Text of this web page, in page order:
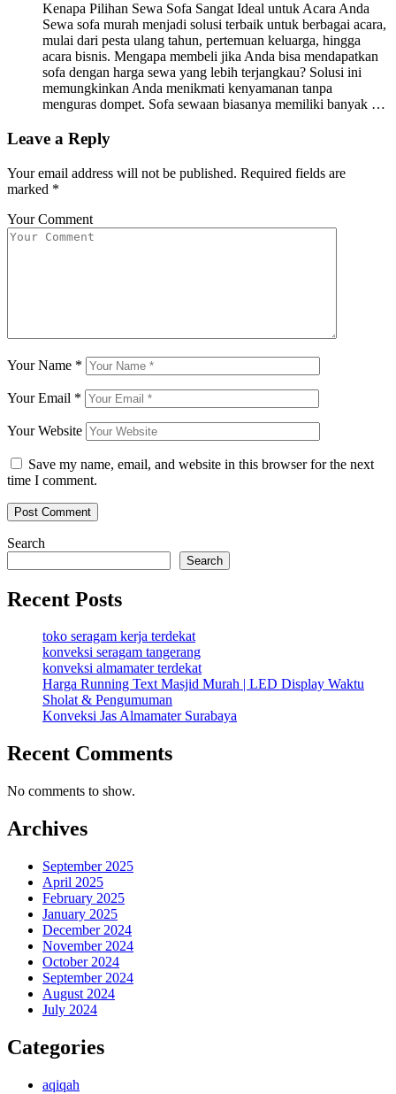
Kenapa Pilihan Sewa Sofa Sangat Ideal untuk Acara Anda
Sewa sofa murah menjadi solusi terbaik untuk berbagai acara,
mulai dari pesta ulang tahun, pertemuan keluarga, hingga
acara bisnis. Mengapa membeli jika Anda bisa mendapatkan
sofa dengan harga sewa yang lebih terjangkau? Solusi ini
memungkinkan Anda menikmati kenyamanan tanpa
menguras dompet. Sofa sewaan biasanya memiliki banyak …
Leave a Reply
Your email address will not be published. Required fields are
marked *
Your Comment
Your Name *
Your Email *
Your Website
Save my name, email, and website in this browser for the next
time I comment.
Search
Search
Recent Posts
toko seragam kerja terdekat
konveksi seragam tangerang
konveksi almamater terdekat
Harga Running Text Masjid Murah | LED Display Waktu
Sholat & Pengumuman
Konveksi Jas Almamater Surabaya
Recent Comments
No comments to show.
Archives
September 2025
April 2025
February 2025
January 2025
December 2024
November 2024
October 2024
September 2024
August 2024
July 2024
Categories
aqiqah